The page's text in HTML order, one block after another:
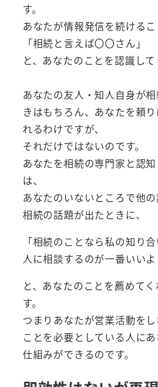
す。
あなたが情報発信を続ける
「相続と言えば〇〇さん」
と、あなたのことを認識して
あなたの友人・知人自身が
きはもちろん、あなたを頼
れるわけですが、
それだけではないのです。
あなたを相続の専門家と認
は、
あなたのいないところで他
相続の話題が出たときに、
「相続のことなら私の知り
人に相談するのが一番いいよ
と、あなたのことを薦めて
す。
つまりあなたが営業活動を
ことを必要としている人に
仕組みができるのです。